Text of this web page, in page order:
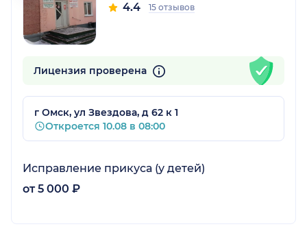
4.4 15 отзывов
Лицензия проверена
г Омск, ул Звездова, д 62 к 1
Откроется 10.08 в 08:00
Исправление прикуса (у детей)
от 5 000 ₽